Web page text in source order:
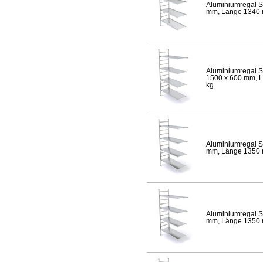
Aluminiumregal
mm, Länge 1340
Aluminiumregal
1500 x 600 mm,
kg
Aluminiumregal
mm, Länge 1350
Aluminiumregal
mm, Länge 1350